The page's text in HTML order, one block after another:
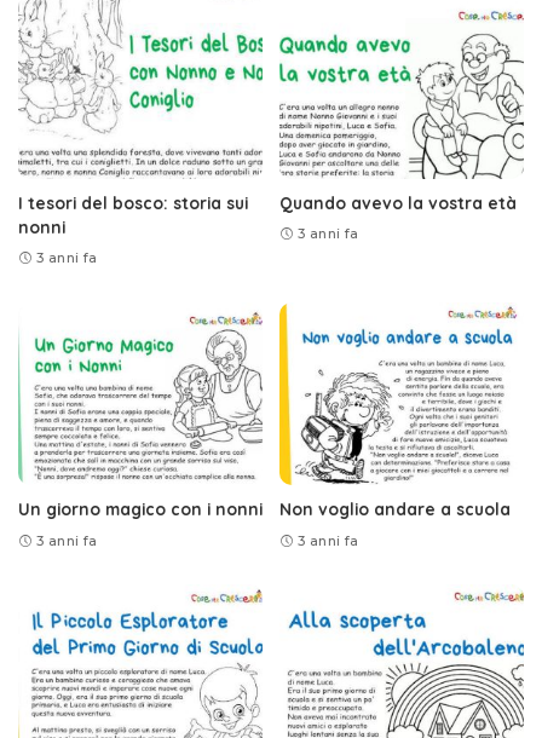
I tesori del bosco: storia sui
nonni
3 anni fa
Quando avevo la vostra età
3 anni fa
Un giorno magico con i nonni
3 anni fa
Non voglio andare a scuola
3 anni fa